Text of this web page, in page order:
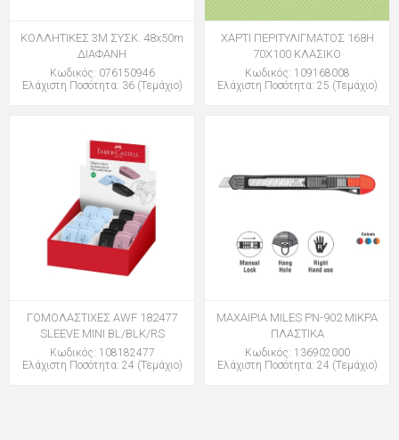
ΚΟΛΛΗΤΙΚΕΣ 3Μ ΣΥΣΚ. 48x50m
ΔΙΑΦΑΝΗ
Κωδικός: 076150946
Ελάχιστη Ποσότητα: 36 (Τεμάχιο)
ΧΑΡΤΙ ΠΕΡΙΤΥΛΙΓΜΑΤΟΣ 168H
70Χ100 ΚΛΑΣΙΚΟ
Κωδικός: 109168008
Ελάχιστη Ποσότητα: 25 (Τεμάχιο)
ΓΟΜΟΛΑΣΤΙΧΕΣ AWF 182477
SLEEVE MINI BL/BLK/RS
Κωδικός: 108182477
Ελάχιστη Ποσότητα: 24 (Τεμάχιο)
ΜΑΧΑΙΡΙΑ MILES PN-902 ΜΙΚΡΑ
ΠΛΑΣΤΙΚΑ
Κωδικός: 136902000
Ελάχιστη Ποσότητα: 24 (Τεμάχιο)